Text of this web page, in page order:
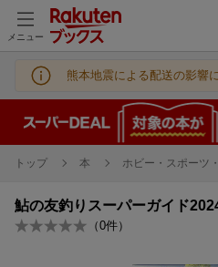
メニュー
熊本地震による配送の影響
トップ 本 ホビー・スポーツ
鮎の友釣りスーパーガイド
（0件）